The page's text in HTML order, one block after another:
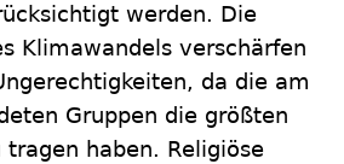
werden. Die
Klimawandels verschärfen
da die am
Gruppen die größten
tragen haben. Religiöse